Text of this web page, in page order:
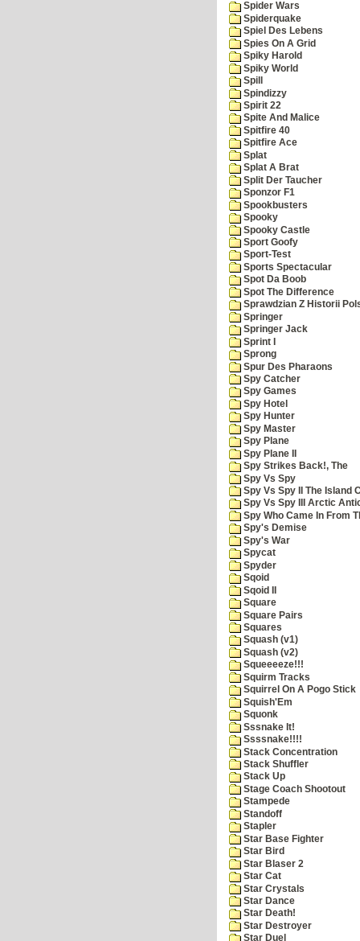
Spider Wars
Spiderquake
Spiel Des Lebens
Spies On A Grid
Spiky Harold
Spiky World
Spill
Spindizzy
Spirit 22
Spite And Malice
Spitfire 40
Spitfire Ace
Splat
Splat A Brat
Split Der Taucher
Sponzor F1
Spookbusters
Spooky
Spooky Castle
Sport Goofy
Sport-Test
Sports Spectacular
Spot Da Boob
Spot The Difference
Sprawdzian Z Historii
Springer
Springer Jack
Sprint I
Sprong
Spur Des Pharaons
Spy Catcher
Spy Games
Spy Hotel
Spy Hunter
Spy Master
Spy Plane
Spy Plane II
Spy Strikes Back!, The
Spy Vs Spy
Spy Vs Spy II The Island
Spy Vs Spy III Arctic
Spy Who Came In From
Spy's Demise
Spy's War
Spycat
Spyder
Sqoid
Sqoid II
Square
Square Pairs
Squares
Squash (v1)
Squash (v2)
Squeeeeze!!!
Squirm Tracks
Squirrel On A Pogo Stick
Squish'Em
Squonk
Sssnake It!
Ssssnake!!!!
Stack Concentration
Stack Shuffler
Stack Up
Stage Coach Shootout
Stampede
Standoff
Stapler
Star Base Fighter
Star Bird
Star Blaser 2
Star Cat
Star Crystals
Star Dance
Star Death!
Star Destroyer
Star Duel